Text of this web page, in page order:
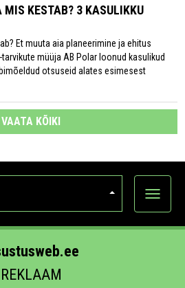
MIS KESTAB? 3 KASULIKKU
Et muuta aia planeerimine ja ehitus
müüja AB Polar loonud kasulikud
otsuseid alates esimesest
VAATA KÕIKI
Ava
REKLAAM